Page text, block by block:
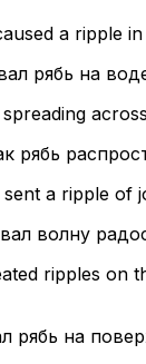
a ripple
рябь на
рябь
a ripple of
волну
ripples on
рябь на